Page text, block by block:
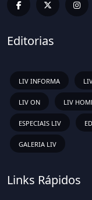
Editorias
LIV INFORMA
LIV ON LIV
ESPECIAIS LIV
GALERIA LIV
Links Rápidos